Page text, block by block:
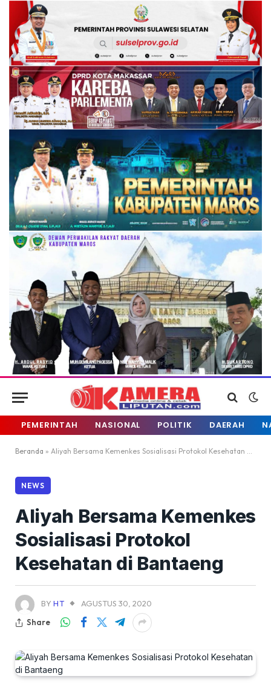
PEMERINTAH NASIONAL POLITIK DAERAH
Beranda » Aliyah Bersama Kemenkes Sosialisasi Protokol Kesehatan di Bantaeng
NEWS
Aliyah Bersama Kemenkes
Sosialisasi Protokol
Kesehatan di Bantaeng
BY HT
AGUSTUS 30, 2020
Share